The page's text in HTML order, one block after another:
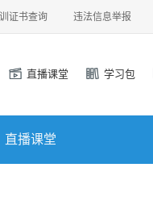
证书查询 违法信息举报
直播课堂 学习包
直播课堂